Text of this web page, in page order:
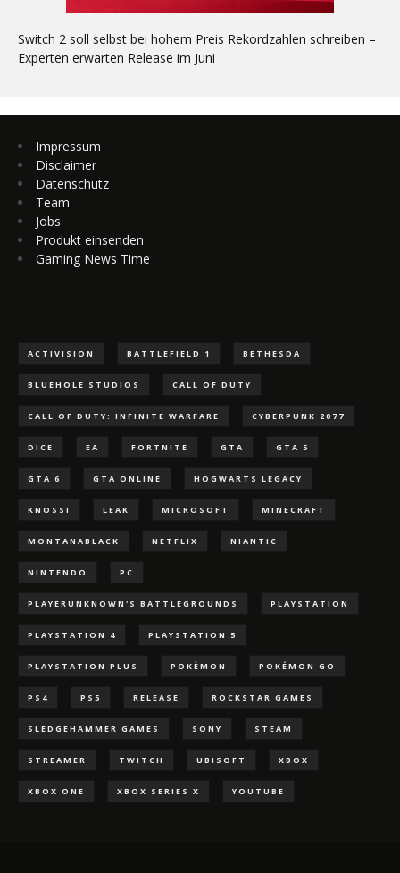
Switch 2 soll selbst bei hohem Preis Rekordzahlen schreiben –
Experten erwarten Release im Juni
Impressum
Disclaimer
Datenschutz
Team
Jobs
Produkt einsenden
Gaming News Time
ACTIVISION BATTLEFIELD 1 BETHESDA
BLUEHOLE STUDIOS CALL OF DUTY
CALL OF DUTY: INFINITE WARFARE CYBERPUNK 2077
DICE EA FORTNITE GTA GTA 5
GTA 6 GTA ONLINE HOGWARTS LEGACY
KNOSSI LEAK MICROSOFT MINECRAFT
MONTANABLACK NETFLIX NIANTIC
NINTENDO PC
PLAYERUNKNOWN'S BATTLEGROUNDS PLAYSTATION
PLAYSTATION 4 PLAYSTATION 5
PLAYSTATION PLUS POKÈMON POKÉMON GO
PS4 PS5 RELEASE ROCKSTAR GAMES
SLEDGEHAMMER GAMES SONY STEAM
STREAMER TWITCH UBISOFT XBOX
XBOX ONE XBOX SERIES X YOUTUBE